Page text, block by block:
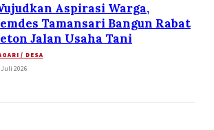
Aspirasi Warga,
Tamansari Bangun Rabat
Jalan Usaha Tani
/ DESA
2026